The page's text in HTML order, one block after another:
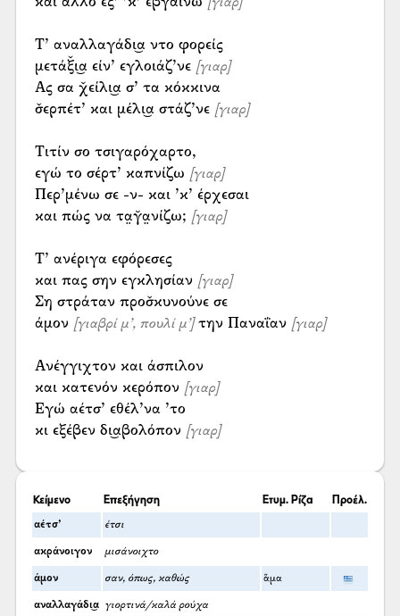
και άλλο έξ’ ’κ’ εβγαίνω [γιαρ]
Τ’ αναλλαγάδι͜α ντο φορείς
μετάξ̌ι͜α είν’ εγλοιάζ’νε [γιαρ]
Ας σα χ̌είλι͜α σ’ τα κόκκινα
σ̌ερπέτ’ και μέλι͜α στάζ’νε [γιαρ]
Τιτίν σο τσιγαρόχαρτο,
εγώ το σέρτ’ καπνίζω [γιαρ]
Περ’μένω σε -ν- και ’κ’ έρχεσαι
και πώς να τα̤γ̆α̤νίζω; [γιαρ]
Τ’ ανέριγα εφόρεσες
και πας σην εγκλησίαν [γιαρ]
Ση στράταν προσ̌κυνούνε σε
άμον [γιαβρί μ’, πουλί μ’]την Παναΐαν [γιαρ]
Ανέγγιχτον και άσπιλον
και κατενόν κερόπον [γιαρ]
Εγώ αέτσ’ εθέλ’να ’το
κι εξέβεν δι͜αβολόπον [γιαρ]
Κείμενο Επεξήγηση Ετυμ. Ρίζα Προέλ.
αέτσ’ έτσι
ακράνοιγον μισάνοιχτο
άμον σαν, όπως, καθώς ἅμα
αναλλαγάδι͜α γιορτινά/καλά ρούχα